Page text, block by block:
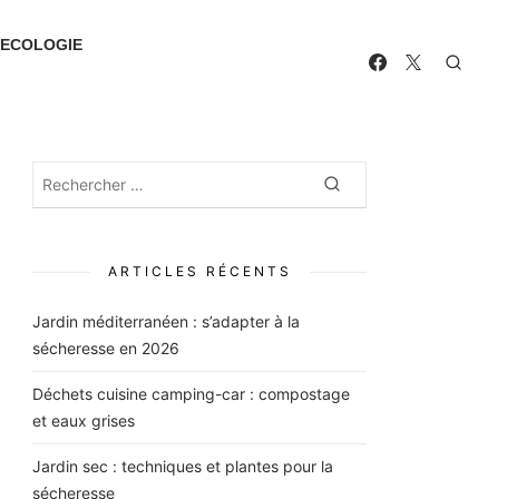
ECOLOGIE
Rechercher
ARTICLES RÉCENTS
Jardin méditerranéen : s’adapter à la
sécheresse en 2026
Déchets cuisine camping-car : compostage
et eaux grises
Jardin sec : techniques et plantes pour la
sécheresse